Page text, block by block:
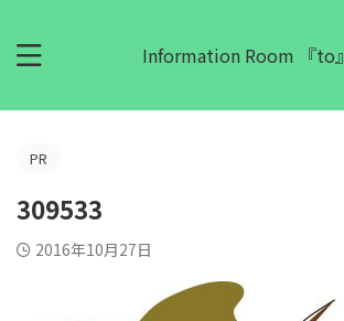
Information Room 『to』
PR
309533
2016年10月27日